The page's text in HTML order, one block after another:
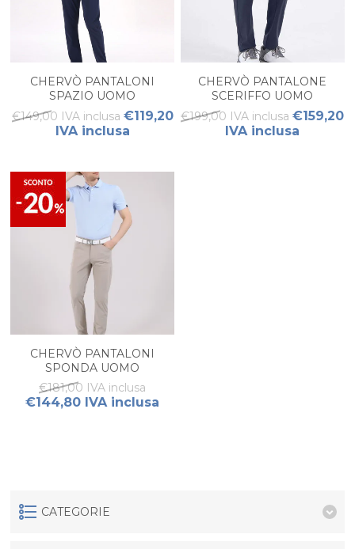
CHERVÒ PANTALONI
SPAZIO UOMO
€149,00 IVA inclusa €119,20
IVA inclusa
CHERVÒ PANTALONE
SCERIFFO UOMO
€199,00 IVA inclusa €159,20
IVA inclusa
CHERVÒ PANTALONI
SPONDA UOMO
€181,00 IVA inclusa
€144,80 IVA inclusa
CATEGORIE